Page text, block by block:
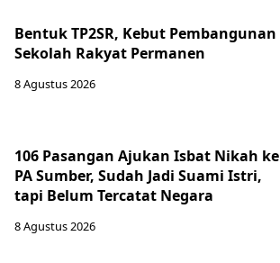
Bentuk TP2SR, Kebut Pembangunan
Sekolah Rakyat Permanen
8 Agustus 2026
106 Pasangan Ajukan Isbat Nikah ke
PA Sumber, Sudah Jadi Suami Istri,
tapi Belum Tercatat Negara
8 Agustus 2026